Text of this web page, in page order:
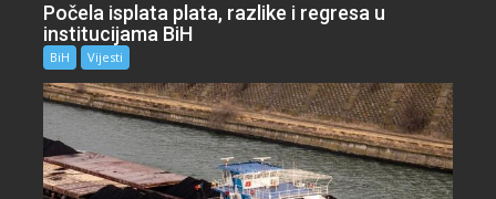
Počela isplata plata, razlike i regresa u
institucijama BiH
BiH Vijesti